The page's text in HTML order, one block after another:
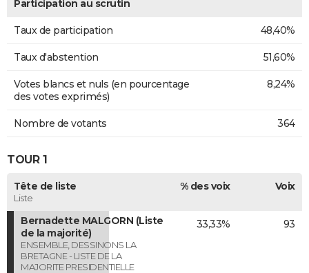
Participation au scrutin
Taux de participation 48,40%
Taux d'abstention 51,60%
Votes blancs et nuls (en pourcentage
des votes exprimés)
8,24%
Nombre de votants 364
TOUR 1
Tête de liste
Liste
% des voix Voix
Bernadette MALGORN (Liste
de la majorité)
ENSEMBLE, DESSINONS LA
BRETAGNE - LISTE DE LA
MAJORITE PRESIDENTIELLE
33,33% 93